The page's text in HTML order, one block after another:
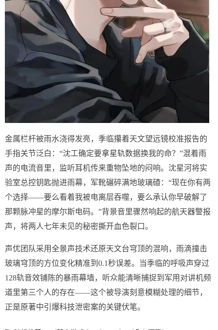
金属栏杆被雨水浇得发亮，季临攥着天文望远镜校准报告的
手指关节泛白：“沈工确定要拿星轨数据换我的命？”混着雨
声的电流音里，监听耳机传来重物坠地的闷响。沈星河将实
验室总控钥匙抛进雨幕，军靴碾碎满地玻璃碴：“现在你有两
个选择——要么看着我被电离层吞噬，要么承认你早破解了
那颗脉冲星的摩尔斯电码。”背景音里骤然响起的航天器警报
声，将两人七年未见的秘密撕开血色裂口。
声优团队采用全景声技术还原天文台穹顶的混响，雨滴撞击
玻璃穹顶的方位变化精准到0.1秒误差。当季临的呼吸声穿过
128轨音效铺陈的暴雨幕墙，听众能清晰捕捉到军用对讲机频
道里第三个人的存在——这个被导演刻意模糊处理的细节，
正是原著中引爆科技泄密案的关键伏笔。